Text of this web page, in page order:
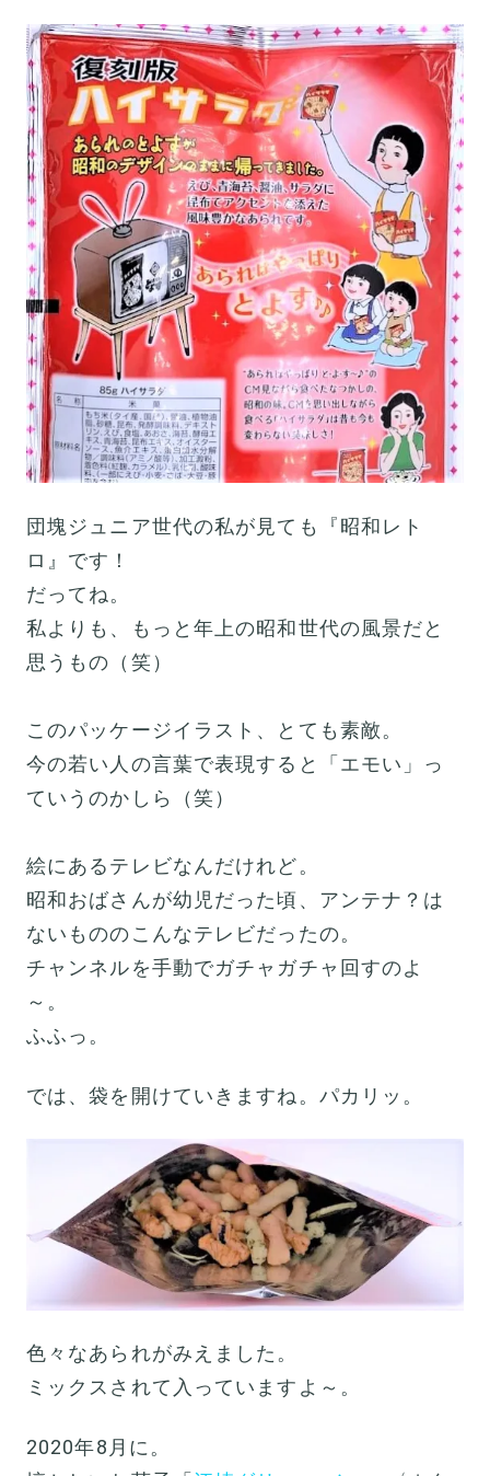
団塊ジュニア世代の私が見ても『昭和レト
ロ』です！
だってね。
私よりも、もっと年上の昭和世代の風景だと
思うもの（笑）
このパッケージイラスト、とても素敵。
今の若い人の言葉で表現すると「エモい」っ
ていうのかしら（笑）
絵にあるテレビなんだけれど。
昭和おばさんが幼児だった頃、アンテナ？は
ないもののこんなテレビだったの。
チャンネルを手動でガチャガチャ回すのよ
～。
ふふっ。
では、袋を開けていきますね。パカリッ。
色々なあられがみえました。
ミックスされて入っていますよ～。
2020年8月に。